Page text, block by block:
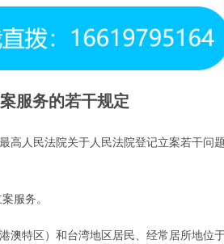
服务的若干规定
高人民法院关于人民法院登记立案若干问
服务。
澳特区）和台湾地区居民、经常居所地位